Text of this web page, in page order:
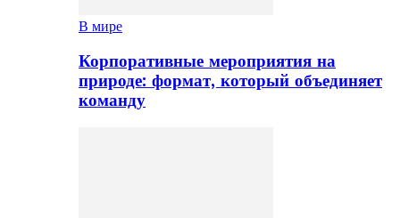
В мире
Корпоративные мероприятия на
природе: формат, который объединяет
команду